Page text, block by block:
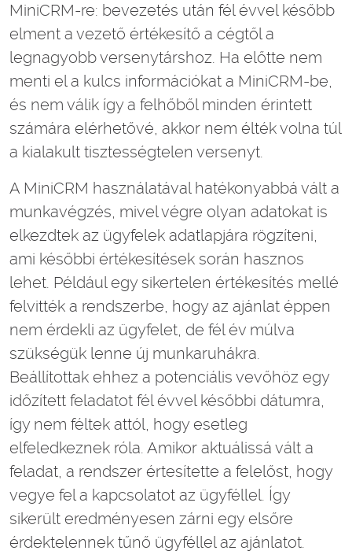
MiniCRM-re: bevezetés után fél évvel később
elment a vezető értékesítő a cégtől a
legnagyobb versenytárshoz. Ha előtte nem
menti el a kulcs információkat a MiniCRM-be,
és nem válik így a felhőből minden érintett
számára elérhetővé, akkor nem élték volna túl
a kialakult tisztességtelen versenyt.
A MiniCRM használatával hatékonyabbá vált a
munkavégzés, mivel végre olyan adatokat is
elkezdtek az ügyfelek adatlapjára rögzíteni,
ami későbbi értékesítések során hasznos
lehet. Például egy sikertelen értékesítés mellé
felvitték a rendszerbe, hogy az ajánlat éppen
nem érdekli az ügyfelet, de fél év múlva
szükségük lenne új munkaruhákra.
Beállítottak ehhez a potenciális vevőhöz egy
időzített feladatot fél évvel későbbi dátumra,
így nem féltek attól, hogy esetleg
elfeledkeznek róla. Amikor aktuálissá vált a
feladat, a rendszer értesítette a felelőst, hogy
vegye fel a kapcsolatot az ügyféllel. Így
sikerült eredményesen zárni egy elsőre
érdektelennek tűnő ügyféllel az ajánlatot.